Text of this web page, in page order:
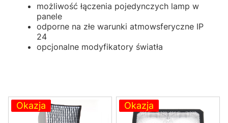
możliwość łączenia pojedynczych lamp w
panele
odporne na złe warunki atmowsferyczne IP
24
opcjonalne modyfikatory światła
Lista produktów
Okazja Okazja